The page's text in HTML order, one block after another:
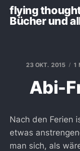
flying
Bücher und
23 OKT. 2015 1
Abi-
Nach den Ferien
etwas
man sich, als